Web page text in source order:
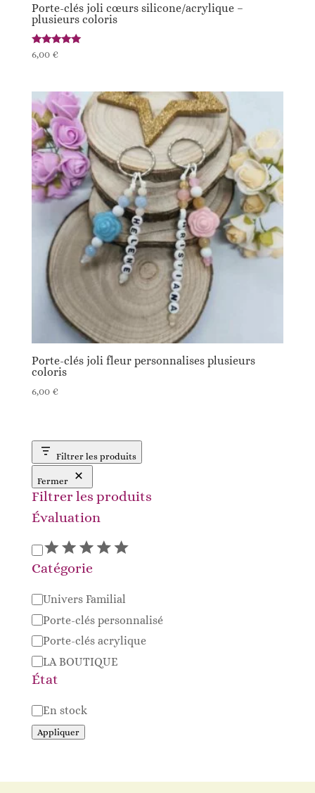
Porte-clés joli cœurs silicone/acrylique –
plusieurs coloris
Note
5.00
6,00 €
Porte-clés joli fleur personnalises plusieurs
coloris
6,00 €
Filtrer les produits
Fermer
Filtrer les produits
Évaluation
Évaluation
Catégorie
Catégorie
Univers Familial
Porte-clés personnalisé
Porte-clés acrylique
LA BOUTIQUE
État
Disponibilité
En stock
Appliquer